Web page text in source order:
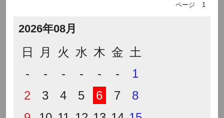
ページ
1
2026年08月
日 月 火 水 木 金 土
-
- - - - -
1
2
3 4 5 6 7
8